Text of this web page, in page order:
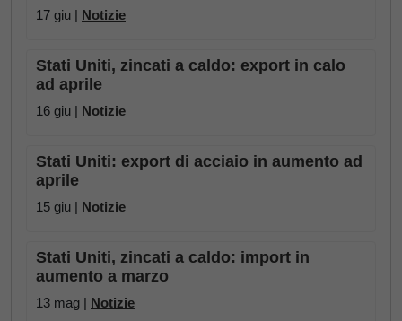
17 giu | Notizie
Stati Uniti, zincati a caldo: export in calo
ad aprile
16 giu | Notizie
Stati Uniti: export di acciaio in aumento ad
aprile
15 giu | Notizie
Stati Uniti, zincati a caldo: import in
aumento a marzo
13 mag | Notizie